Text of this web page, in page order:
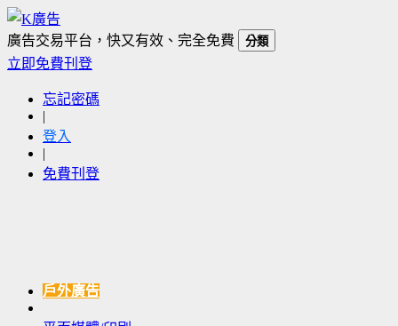
廣告交易平台，快又有效、完全免費 分類
立即免費刊登
忘記密碼
|
登入
|
免費刊登
戶外廣告